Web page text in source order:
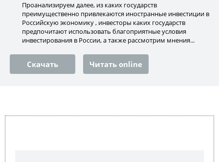
Проанализируем далее, из каких государств
преимущественно привлекаются иностранные инвестиции в
Российскую экономику , инвесторы каких государств
предпочитают использовать благоприятные условия
инвестирования в России, а также рассмотрим мнения...
Скачать Читать online